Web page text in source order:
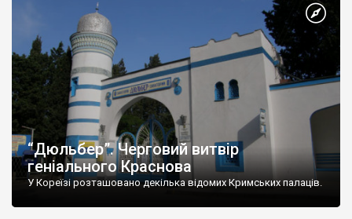
“Дюльбер”. Черговий витвір
геніального Краснова
У Кореїзі розташовано декілька відомих Кримських палаців.